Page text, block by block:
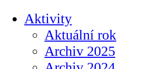
Aktivity
Aktuální rok
Archiv 2025